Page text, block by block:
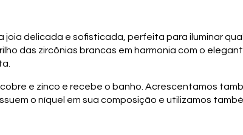
joia delicada e sofisticada, perfeita para iluminar
das zircônias brancas em harmonia com o
e zinco e recebe o banho. Acrescentamos
o níquel em sua composição e utilizamos